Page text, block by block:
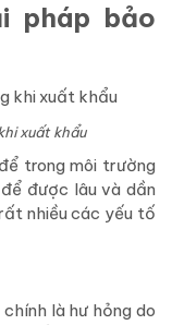
pháp bảo
xuất khẩu
trong môi trường
được lâu và dần
nhiều các yếu tố
là hư hỏng do